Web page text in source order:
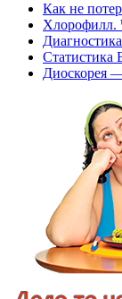
Как не
Хлорофилл.
Статистика
Диоскорея